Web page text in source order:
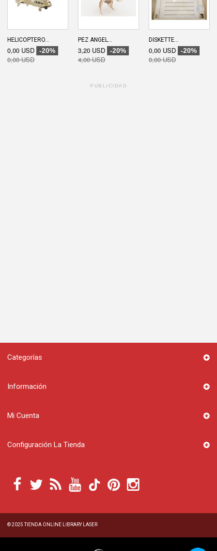
HELICOPTERO...
0,00 USD -20%
0,00 USD
PEZ ANGEL...
3,20 USD -20%
4,00 USD
DISKETTE...
0,00 USD -20%
0,00 USD
PUBLICIDAD
Categorías
Información
© 2025TIENDA ONLINE LIBRARY LASER
Mi Cuenta
Configuración La Tienda